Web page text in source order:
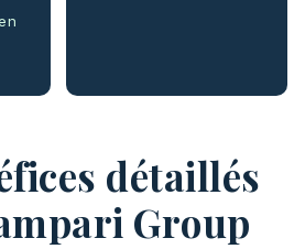
détaillés
Group